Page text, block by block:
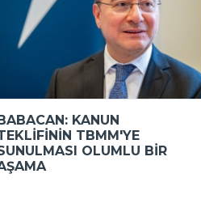
KANUN
TBMM'YE
OLUMLU BIR